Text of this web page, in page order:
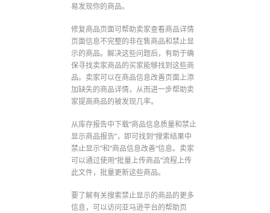
易发现你的商品。
修复商品页面可帮助卖家查看商品详情
页面信息不完整的非在售商品和禁止显
示的商品。解决这些问题后，有助于确
保寻找卖家商品的买家能够找到这些商
品。卖家可以在商品信息改善页面上添
加缺失的商品详情，从而进一步帮助卖
家提高商品的被发现几率。
从库存报告中下载“商品信息质量和禁止
显示商品报告”，即可找到“搜索结果中
禁止显示”和“商品信息改善”信息。卖家
可以通过使用“批量上传商品”流程上传
此文件，批量更新这些商品。
要了解有关搜索禁止显示的商品的更多
信息，可以访问亚马逊平台的帮助页